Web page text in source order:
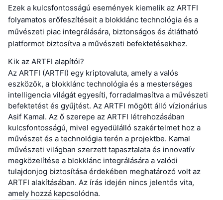
Ezek a kulcsfontosságú események kiemelik az ARTFI
folyamatos erőfeszítéseit a blokklánc technológia és a
művészeti piac integrálására, biztonságos és átlátható
platformot biztosítva a művészeti befektetésekhez.
Kik az ARTFI alapítói?
Az ARTFI (ARTFI) egy kriptovaluta, amely a valós
eszközök, a blokklánc technológia és a mesterséges
intelligencia világát egyesíti, forradalmasítva a művészeti
befektetést és gyűjtést. Az ARTFI mögött álló vízionárius
Asif Kamal. Az ő szerepe az ARTFI létrehozásában
kulcsfontosságú, mivel egyedülálló szakértelmet hoz a
művészet és a technológia terén a projektbe. Kamal
művészeti világban szerzett tapasztalata és innovatív
megközelítése a blokklánc integrálására a valódi
tulajdonjog biztosítása érdekében meghatározó volt az
ARTFI alakításában. Az írás idején nincs jelentős vita,
amely hozzá kapcsolódna.